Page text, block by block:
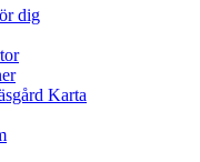
dig
Karta